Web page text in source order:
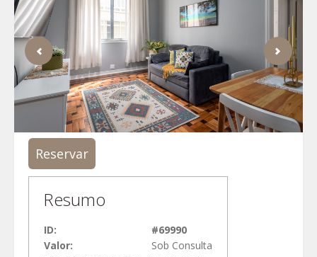
Reservar
Resumo
ID:
#69990
Valor:
Sob Consulta